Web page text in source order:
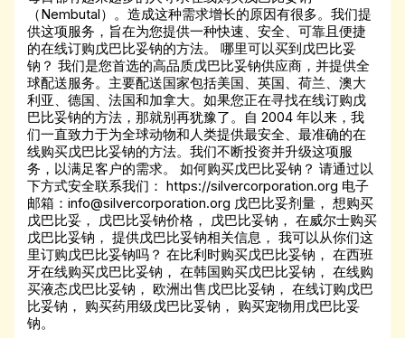
（Nembutal）。造成这种需求增长的原因有很多。我们提
供这项服务，旨在为您提供一种快速、安全、可靠且便捷
的在线订购戊巴比妥钠的方法。 哪里可以买到戊巴比妥
钠？ 我们是您首选的高品质戊巴比妥钠供应商，并提供全
球配送服务。主要配送国家包括美国、英国、荷兰、澳大
利亚、德国、法国和加拿大。如果您正在寻找在线订购戊
巴比妥钠的方法，那就别再犹豫了。自 2004 年以来，我
们一直致力于为全球动物和人类提供最安全、最准确的在
线购买戊巴比妥钠的方法。我们不断投资并升级这项服
务，以满足客户的需求。 如何购买戊巴比妥钠？ 请通过以
下方式安全联系我们： https://silvercorporation.org 电子
邮箱：info@silvercorporation.org 戊巴比妥剂量， 想购买
戊巴比妥， 戊巴比妥钠价格， 戊巴比妥钠， 在威尔士购买
戊巴比妥钠， 提供戊巴比妥钠相关信息， 我可以从你们这
里订购戊巴比妥钠吗？ 在比利时购买戊巴比妥钠， 在西班
牙在线购买戊巴比妥钠， 在韩国购买戊巴比妥钠， 在线购
买液态戊巴比妥钠， 欧洲出售戊巴比妥钠， 在线订购戊巴
比妥钠， 购买药用级戊巴比妥钠， 购买宠物用戊巴比妥
钠。